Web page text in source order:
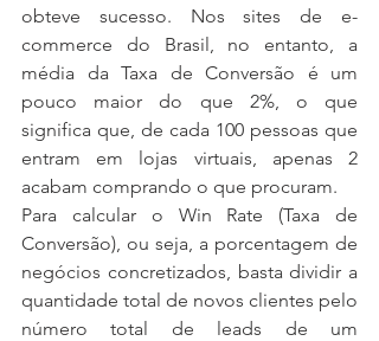
obteve sucesso. Nos sites de e-
commerce do Brasil, no entanto, a
média da Taxa de Conversão é um
pouco maior do que 2%, o que
significa que, de cada 100 pessoas que
entram em lojas virtuais, apenas 2
acabam comprando o que procuram.
Para calcular o Win Rate (Taxa de
Conversão), ou seja, a porcentagem de
negócios concretizados, basta dividir a
quantidade total de novos clientes pelo
número total de leads de um